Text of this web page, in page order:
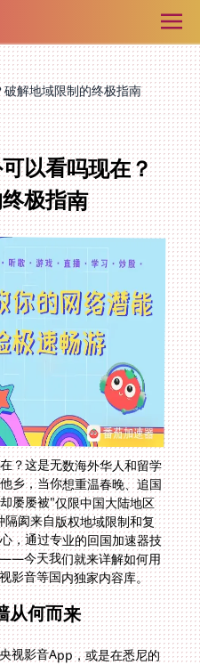
解地域限制的终极指南
以看吗现在？
极指南
？这是无数海外华人和留学
乡，当你想重温春晚、追国
屡屡被"仅限中国大陆地区
隔阂来自版权地域限制和复
，通过专业的回国加速器技
今天我们就来详解如何用
影音等国内独家内容库。
从何而来
视影音App，或是在悉尼的
圈无休止旋转的画面可能已
总局的牌照限制，以及国内
证。普通代理工具在面对深
接延迟更让追剧变成煎熬。
就是典型：用普通VPN看
时却只换来五分钟卡顿播